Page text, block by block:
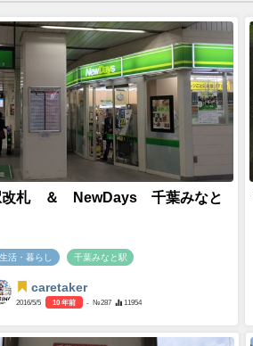
改札 ＆ NewDays 千葉みなと
生活・暮らし 千葉みなと駅
caretaker
2016/5/5 10 年前 - №287 11954